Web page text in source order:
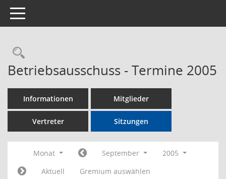
Toggle navigation
Rechercheauswahl
Betriebsausschuss - Termine 2005
Informationen Mitglieder
Vertreter Sitzungen
Monat September
2005
Aktuell
Gremium auswählen